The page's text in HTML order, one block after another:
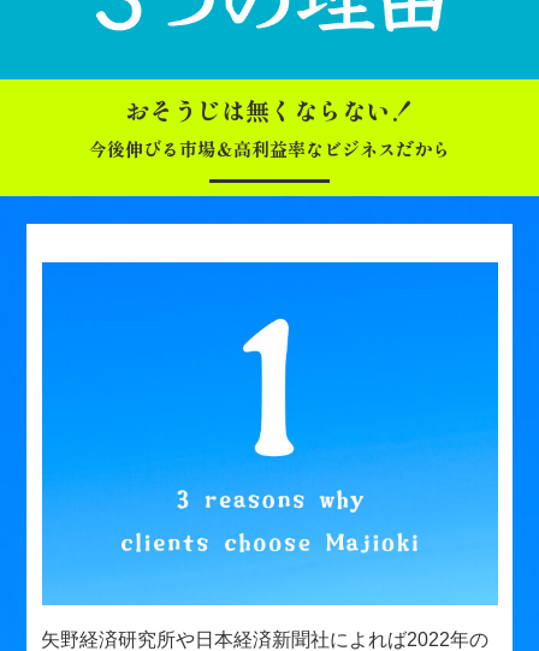
おそうじは無くならない！
今後伸びる市場＆高利益率なビジネスだから
矢野経済研究所や日本経済新聞社によれば2022年の